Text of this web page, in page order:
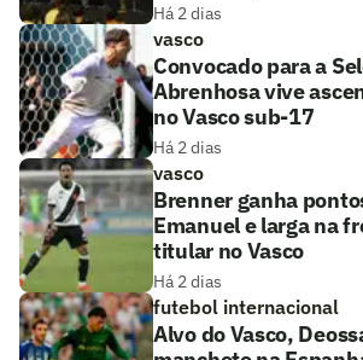
Há 2 dias
vasco
Convocado para a
Abrenhosa vive
no Vasco sub-17
Há 2 dias
vasco
Brenner ganha
Emanuel e larga na
titular no Vasco
Há 2 dias
futebol internacional
Alvo do Vasco,